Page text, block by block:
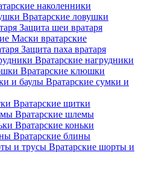
наколенники
Вратарские ловушки
Защита шеи вратаря
Маски вратарские
Защита паха вратаря
Вратарские нагрудники
Вратарские клюшки
Вратарские сумки и
Вратарские щитки
Вратарские шлемы
Вратарские коньки
Вратарские блины
Вратарские шорты и